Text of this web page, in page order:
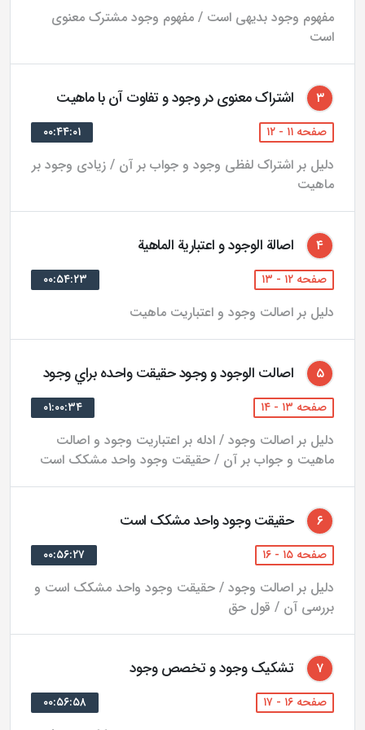
است.
ساختار
اين اثر از يك مقدمه (تعريف، موضوع و هدف اين فنّ)، و
دوازده مرحله به ترتيب ذيل تشكيل شده:
1. كليات مباحث وجود (شامل دوازده فصل)؛
3. انقسام وجود به «في نفسه» و «في غيره» و انقسام «في
نفسه» به «لنفسه» و «لغيره» (شامل سه فصل)؛
5. ماهيت و احكامش (شامل هشت فصل)؛
6. مقولات عشر و آن اجناس عالى است كه انواع ماهيات به
آن مى‌رسد (شامل يازده فصل)؛
7. علّت و معلول (شامل يازده فصل)؛
8. انقسام موجود به واحد و كثير (شامل ده فصل)؛
9. سبق و لحوق و قدم و حدوث (شامل سه فصل)؛
10. قوه و فعل (شامل شانزده فصل)؛
11. علم و عالم و معلوم (شامل دوازده فصل)؛
افعال - (شامل چهارده فصل).
گزارش محتوا
مفهوم وجود بدیهی است / مفهوم وجود مشترک معنوی
است
۳ اشتراک معنوی در وجود و تفاوت آن با ماهيت
صفحه ۱۱ - ۱۲ ۰۰:۴۴:۰۱
دلیل بر اشتراک لفظی وجود و جواب بر آن / زیادی وجود بر
ماهیت
۴ اصالة الوجود و اعتبارية الماهية
صفحه ۱۲ - ۱۳ ۰۰:۵۴:۲۳
دلیل بر اصالت وجود و اعتباریت ماهیت
۵ اصالت الوجود و وجود حقيقت واحده براي وجود
صفحه ۱۳ - ۱۴ ۰۱:۰۰:۳۴
دلیل بر اصالت وجود / ادله بر اعتباریت وجود و اصالت
ماهیت و جواب بر آن / حقیقت وجود واحد مشکک است
۶ حقیقت وجود واحد مشکک است
صفحه ۱۵ - ۱۶ ۰۰:۵۶:۲۷
دلیل بر اصالت وجود / حقیقت وجود واحد مشکک است و
بررسی آن / قول حق
۷ تشکيک وجود و تخصص وجود
صفحه ۱۶ - ۱۷ ۰۰:۵۶:۵۸